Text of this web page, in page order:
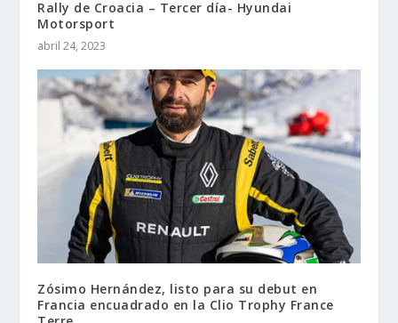
Rally de Croacia – Tercer día- Hyundai
Motorsport
abril 24, 2023
Zósimo Hernández, listo para su debut en
Francia encuadrado en la Clio Trophy France